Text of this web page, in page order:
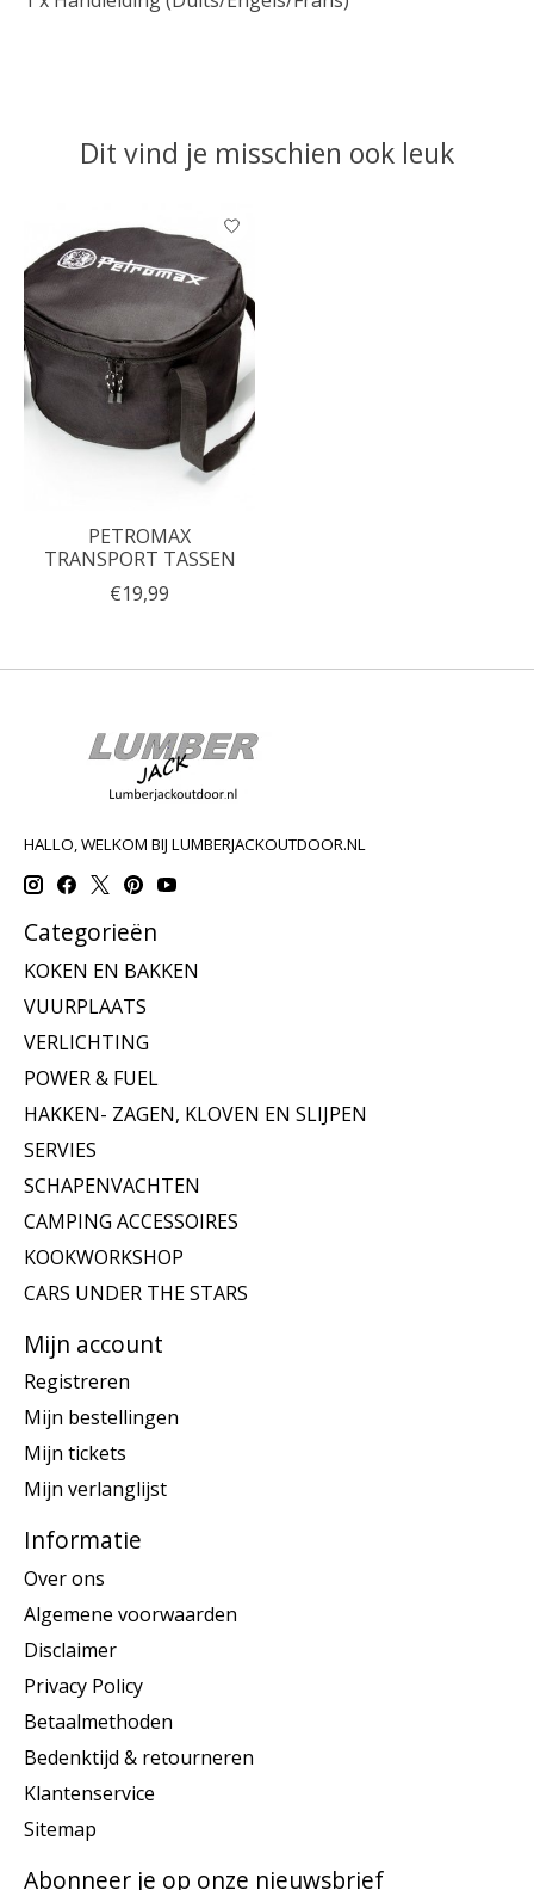
Dit vind je misschien ook leuk
Items van productcarrousel
PETROMAX
TRANSPORT TASSEN
€19,99
HALLO, WELKOM BIJ LUMBERJACKOUTDOOR.NL
Categorieën
KOKEN EN BAKKEN
VUURPLAATS
VERLICHTING
POWER & FUEL
HAKKEN- ZAGEN, KLOVEN EN SLIJPEN
SERVIES
SCHAPENVACHTEN
CAMPING ACCESSOIRES
KOOKWORKSHOP
CARS UNDER THE STARS
Mijn account
Registreren
Mijn bestellingen
Mijn tickets
Mijn verlanglijst
Informatie
Over ons
Algemene voorwaarden
Disclaimer
Privacy Policy
Betaalmethoden
Bedenktijd & retourneren
Klantenservice
Sitemap
Abonneer je op onze nieuwsbrief